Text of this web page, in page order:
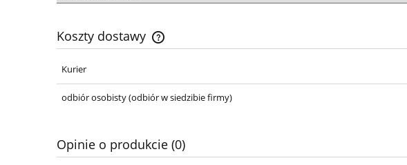
Koszty dostawy
płatności
Kurier
odbiór osobisty(odbiór w siedzibie firmy)
Opinie o produkcie (0)